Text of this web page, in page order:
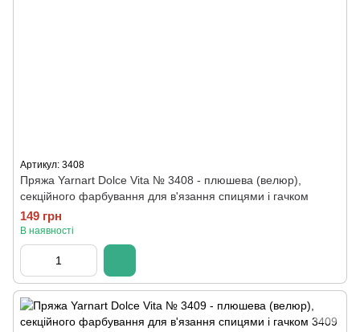
Артикул: 3408
Пряжа Yarnart Dolce Vita № 3408 - плюшева (велюр),
секційного фарбування для в'язання спицями і гачком
149 грн
В наявності